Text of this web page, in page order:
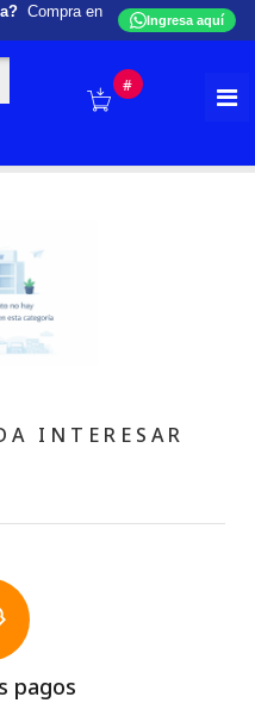
Compra en
Ingresa aquí
#
INTERESAR
pagos